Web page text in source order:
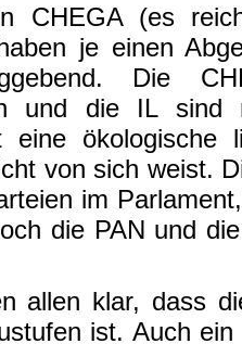
CHEGA (es
je einen
Die
und die IL sind
ökologische
von sich weist.
im
die PAN und
allen klar, dass
ist. Auch